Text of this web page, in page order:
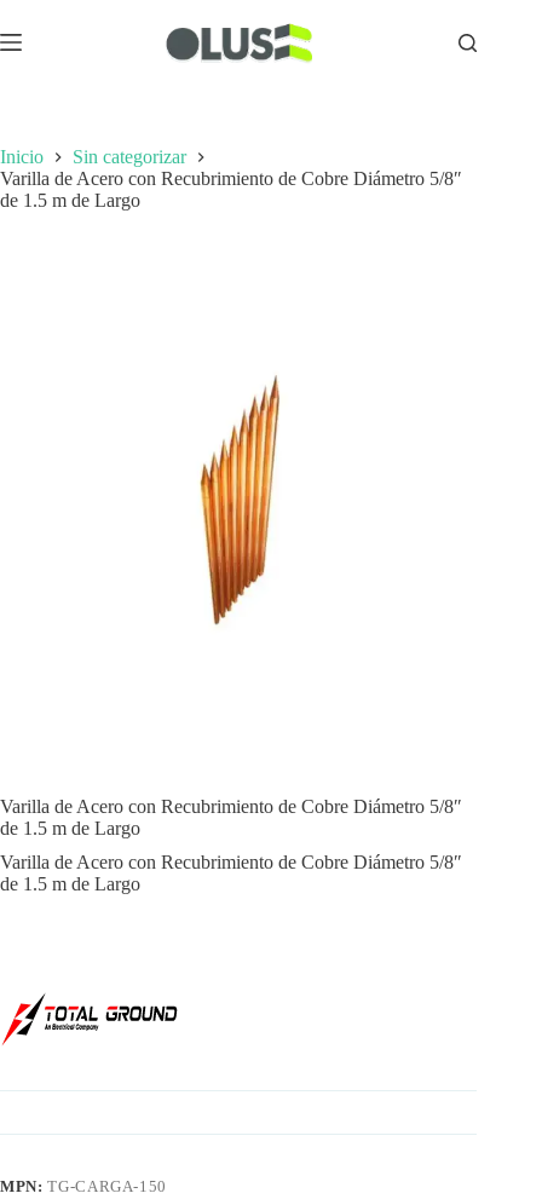
Inicio
Sin categorizar
Varilla de Acero con Recubrimiento de Cobre Diámetro 5/8″
de 1.5 m de Largo
Varilla de Acero con Recubrimiento de Cobre Diámetro 5/8″
de 1.5 m de Largo
Varilla de Acero con Recubrimiento de Cobre Diámetro 5/8″
de 1.5 m de Largo
MPN:TG-CARGA-150